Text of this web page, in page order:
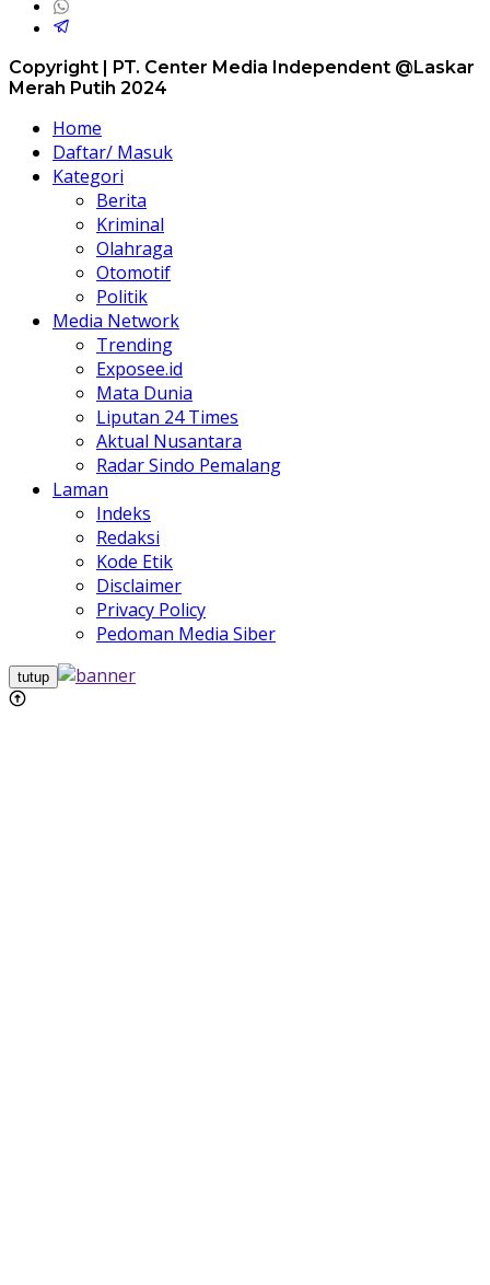
Copyright | PT. Center Media Independent @Laskar
Merah Putih 2024
Home
Daftar/ Masuk
Kategori
Berita
Kriminal
Olahraga
Otomotif
Politik
Media Network
Trending
Exposee.id
Mata Dunia
Liputan 24 Times
Aktual Nusantara
Radar Sindo Pemalang
Laman
Indeks
Redaksi
Kode Etik
Disclaimer
Privacy Policy
Pedoman Media Siber
tutup